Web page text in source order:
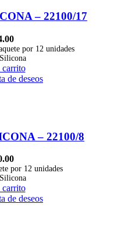
– 22100/17
por 12 unidades
de deseos
– 22100/8
por 12 unidades
de deseos